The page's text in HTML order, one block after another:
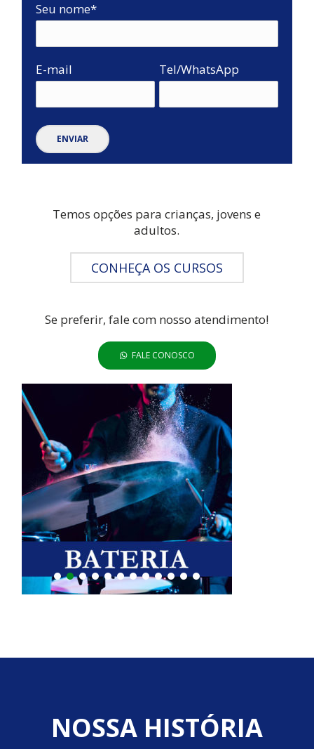
Seu nome*
E-mail Tel/WhatsApp
Temos opções para crianças, jovens e
adultos.
CONHEÇA OS CURSOS
Se preferir, fale com nosso atendimento!
FALE CONOSCO
NOSSA HISTÓRIA